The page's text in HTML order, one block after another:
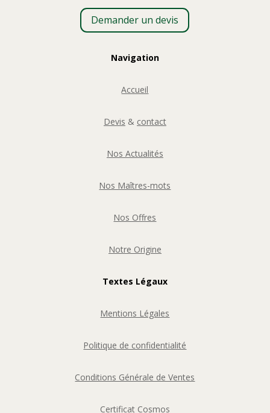
Demander un devis
Navigation
Accueil
Devis & contact
Nos Actualités
Nos Maîtres-mots
Nos Offres
Notre Origine
Textes Légaux
Mentions Légales
Politique de confidentialité
Conditions Générale de Ventes
Certificat Cosmos